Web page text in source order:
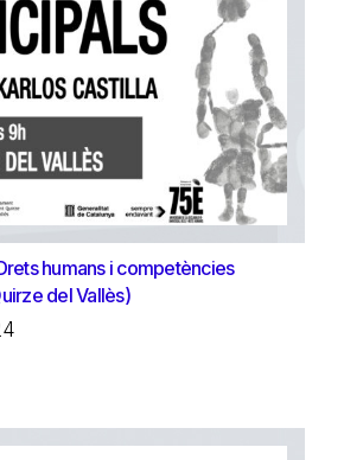
humans i competències
del Vallès)